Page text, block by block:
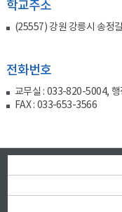
학교주소
(25557) 강원 강릉시 송정
전화번호
교무실 : 033-820-5004,
FAX : 033-653-3566